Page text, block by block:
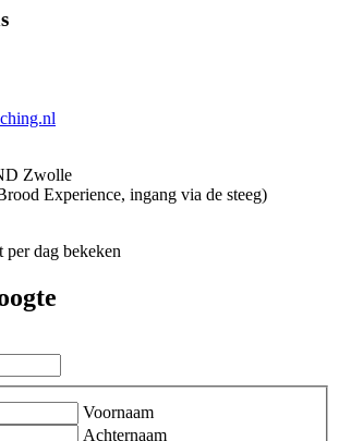
Zwolle
Experience, ingang via de steeg)
dag bekeken
Voornaam
Achternaam